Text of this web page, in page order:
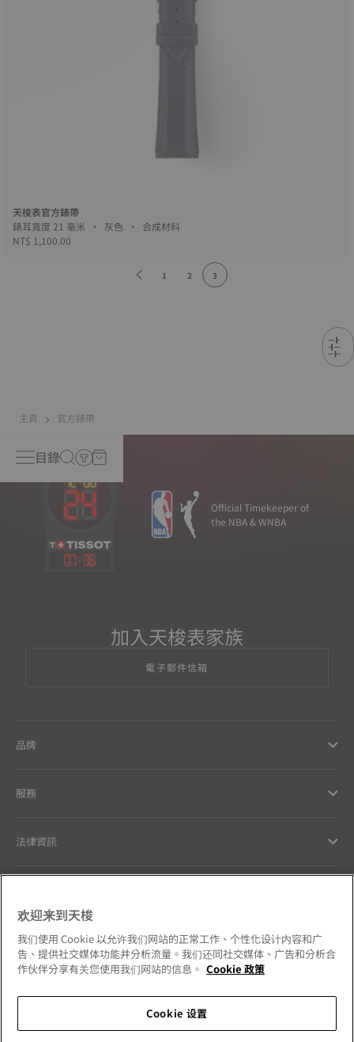
天梭表官方錶帶
錶耳寬度 21 毫米 • 灰色 • 合成材料
NT$ 1,100.00
1 2 3
主頁 官方錶帶
目錄
07: 36
Official Timekeeper of
the NBA & WNBA
加入天梭表家族
電子郵件信箱
品牌
服務
法律資訊
我們的品牌承諾
請追蹤我們的社群媒體
欢迎来到天梭
我们使用 Cookie 以允许我们网站的正常工作、个性化设计内容和广
告、提供社交媒体功能并分析流量。我们还同社交媒体、广告和分析合
作伙伴分享有关您使用我们网站的信息。 Cookie 政策
Cookie 设置